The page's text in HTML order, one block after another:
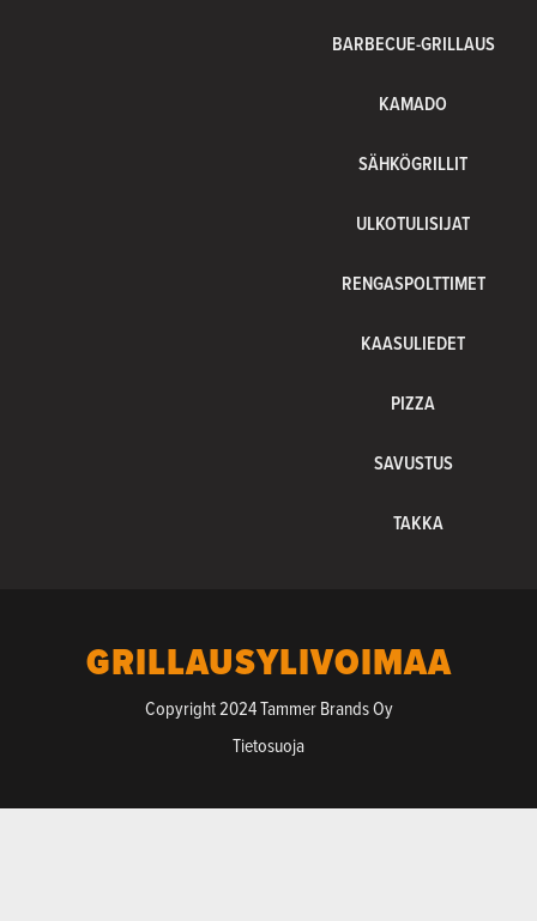
BARBECUE-GRILLAUS
KAMADO
SÄHKÖGRILLIT
ULKOTULISIJAT
RENGASPOLTTIMET
KAASULIEDET
PIZZA
SAVUSTUS
TAKKA
GRILLAUSYLIVOIMAA
Copyright 2024 Tammer Brands Oy
Tietosuoja